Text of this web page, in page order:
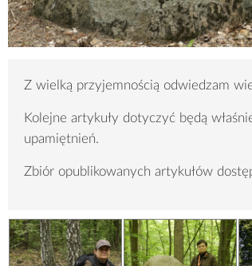
Z wielką przyjemnością odwiedzam
Kolejne artykuły dotyczyć będą
upamiętnień.
Zbiór opublikowanych artykułów